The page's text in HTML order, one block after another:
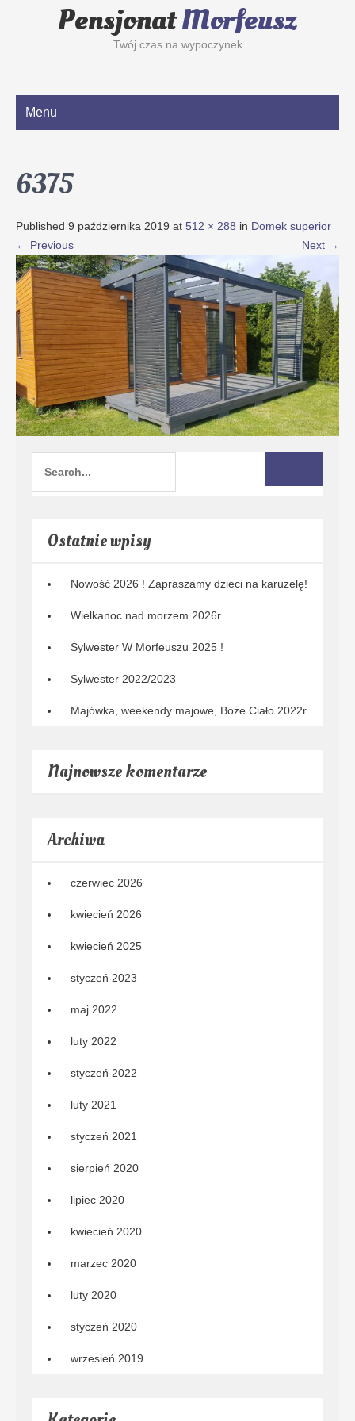
PensjonatMorfeusz
Twój czas na wypoczynek
Menu
6375
Published 9 października 2019 at 512 × 288 in Domek superior
← Previous Next →
Ostatnie wpisy
Nowość 2026 ! Zapraszamy dzieci na karuzelę!
Wielkanoc nad morzem 2026r
Sylwester W Morfeuszu 2025 !
Sylwester 2022/2023
Majówka, weekendy majowe, Boże Ciało 2022r.
Najnowsze komentarze
Archiwa
czerwiec 2026
kwiecień 2026
kwiecień 2025
styczeń 2023
maj 2022
luty 2022
styczeń 2022
luty 2021
styczeń 2021
sierpień 2020
lipiec 2020
kwiecień 2020
marzec 2020
luty 2020
styczeń 2020
wrzesień 2019